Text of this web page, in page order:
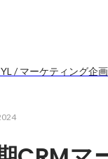
/ マーケティング企